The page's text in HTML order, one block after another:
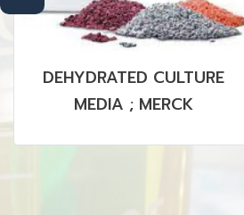
DEHYDRATED CULTURE
MEDIA ; MERCK